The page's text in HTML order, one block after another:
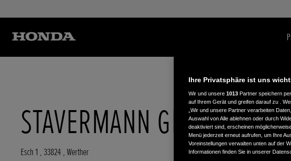
STAVERMANN GMBH
Esch 1 , 33824 , Werther
Ihre Privatsphäre ist uns
Wir und unsere 1013 Partner speichern
auf Ihrem Gerät und greifen darauf zu .
„Wir und unsere Partner verarbeiten
Auswahl von Alle ablehnen oder durch
deaktiviert sind, erscheinen
Menü jederzeit erneut aufrufen, um Ihre
Voreinstellungen verwalten unten auf der
Informationen finden Sie in unserer